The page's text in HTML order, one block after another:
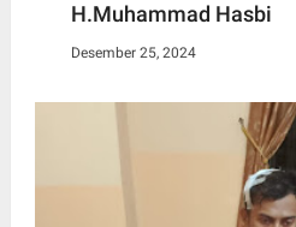
H.Muhammad Hasbi
Desember 25, 2024